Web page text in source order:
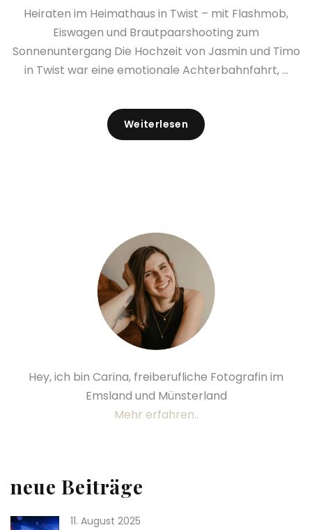
Heiraten im Heimathaus in Twist – mit Flashmob,
Eiswagen und Brautpaarshooting zum
Sonnenuntergang Die Hochzeit von Jasmin und Timo
in Twist war eine emotionale Achterbahnfahrt, ...
Weiterlesen
Hey, ich bin Carina, freiberufliche Fotografin im
Emsland und Münsterland
Mehr erfahren..
neue Beiträge
11. August 2025